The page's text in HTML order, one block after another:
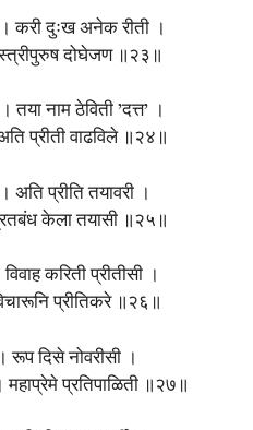
करी दुःख अनेक रीती ।
स्त्रीपुरुष दोघेजण ॥२३॥
नाम ठेविती ’दत्त’ ।
प्रीती वाढविले ॥२४॥
अति प्रीति तयावरी ।
केला तयासी ॥२५॥
विवाह करिती प्रीतीसी ।
प्रीतिकरे ॥२६॥
रूप दिसे नोवरीसी ।
महाप्रेमे प्रतिपाळिती ॥२७॥